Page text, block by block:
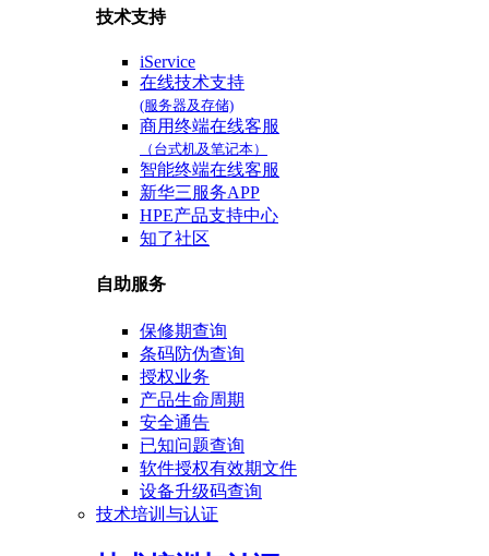
技术支持
iService
在线技术支持
(服务器及存储)
商用终端在线客服
（台式机及笔记本）
智能终端在线客服
新华三服务APP
HPE产品支持中心
知了社区
自助服务
保修期查询
条码防伪查询
授权业务
产品生命周期
安全通告
已知问题查询
软件授权有效期文件
设备升级码查询
技术培训与认证